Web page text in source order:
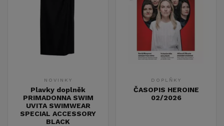
NOVINKY
Plavky doplněk
PRIMADONNA SWIM
UVITA SWIMWEAR
SPECIAL ACCESSORY
BLACK
DOPLŇKY
ČASOPIS HEROINE
02/2026